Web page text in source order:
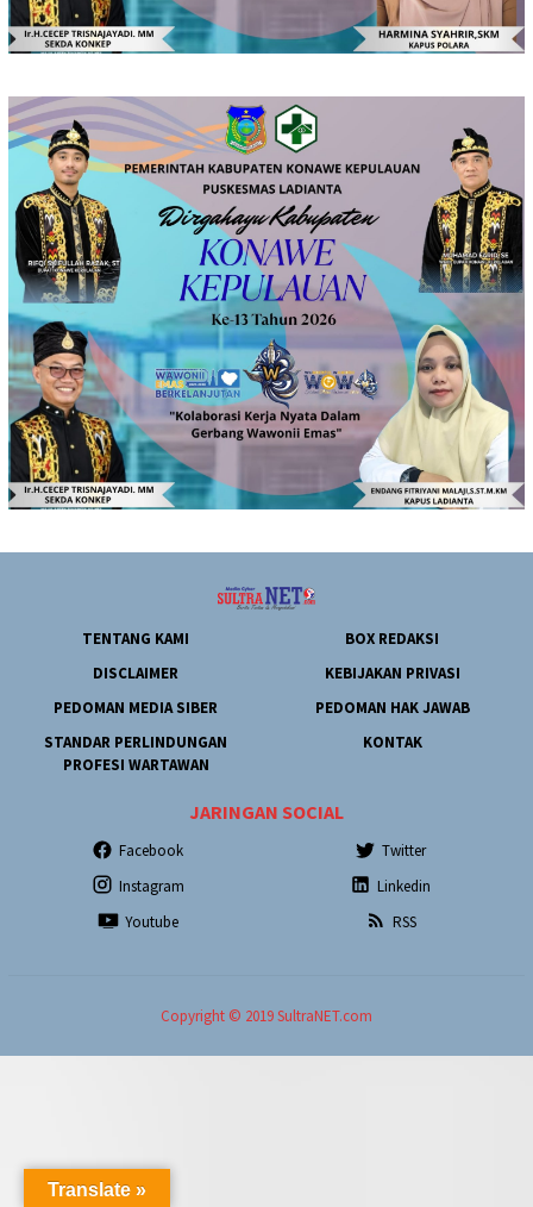
TENTANG KAMI
BOX REDAKSI
DISCLAIMER
KEBIJAKAN PRIVASI
PEDOMAN MEDIA SIBER
PEDOMAN HAK JAWAB
STANDAR PERLINDUNGAN
PROFESI WARTAWAN
KONTAK
JARINGAN SOCIAL
Facebook
Twitter
Instagram
Linkedin
Youtube
RSS
Copyright © 2019 SultraNET.com
Translate »